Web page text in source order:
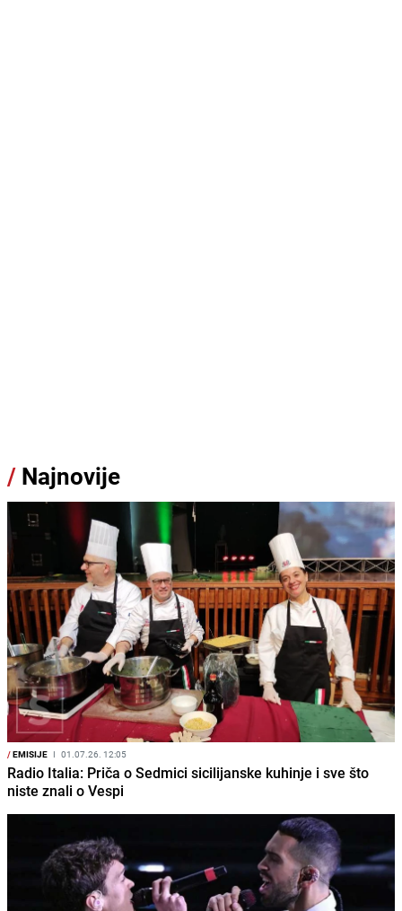
/ Najnovije
/EMISIJE I 01.07.26. 12:05
Radio Italia: Priča o Sedmici sicilijanske kuhinje i sve što
niste znali o Vespi